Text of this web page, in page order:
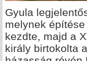
Gyula
melynek
kezdte, majd a
király birtokolta